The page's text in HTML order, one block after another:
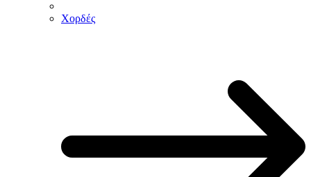
Χορδές